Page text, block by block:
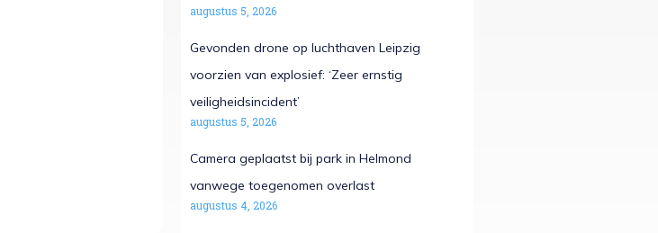
augustus 5, 2026
Gevonden drone op luchthaven Leipzig
voorzien van explosief: ‘Zeer ernstig
veiligheidsincident’
augustus 5, 2026
Camera geplaatst bij park in Helmond
vanwege toegenomen overlast
augustus 4, 2026